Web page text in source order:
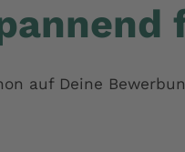
auf Deine